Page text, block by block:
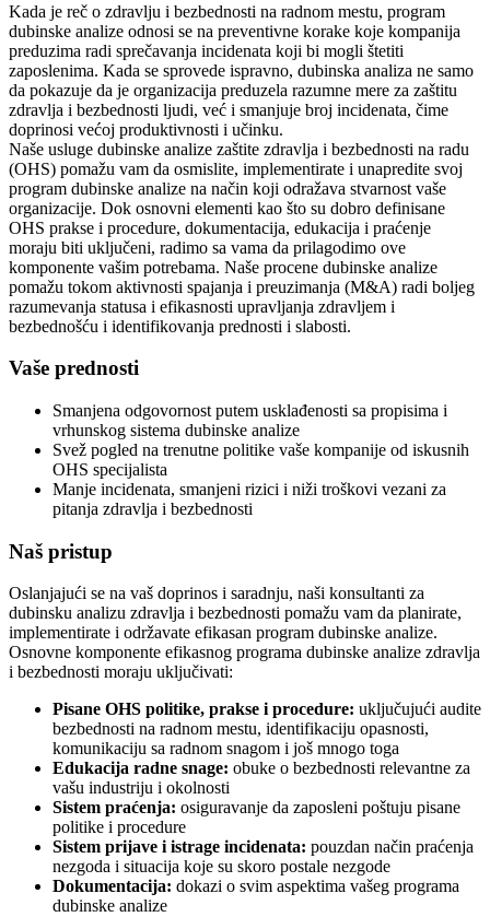
Kada je reč o zdravlju i bezbednosti na radnom mestu, program
dubinske analize odnosi se na preventivne korake koje kompanija
preduzima radi sprečavanja incidenata koji bi mogli štetiti
zaposlenima. Kada se sprovede ispravno, dubinska analiza ne samo
da pokazuje da je organizacija preduzela razumne mere za zaštitu
zdravlja i bezbednosti ljudi, već i smanjuje broj incidenata, čime
doprinosi većoj produktivnosti i učinku.
Naše usluge dubinske analize zaštite zdravlja i bezbednosti na radu
(OHS) pomažu vam da osmislite, implementirate i unapredite svoj
program dubinske analize na način koji odražava stvarnost vaše
organizacije. Dok osnovni elementi kao što su dobro definisane
OHS prakse i procedure, dokumentacija, edukacija i praćenje
moraju biti uključeni, radimo sa vama da prilagodimo ove
komponente vašim potrebama. Naše procene dubinske analize
pomažu tokom aktivnosti spajanja i preuzimanja (M&A) radi boljeg
razumevanja statusa i efikasnosti upravljanja zdravljem i
bezbednošću i identifikovanja prednosti i slabosti.
Vaše prednosti
Smanjena odgovornost putem usklađenosti sa propisima i
vrhunskog sistema dubinske analize
Svež pogled na trenutne politike vaše kompanije od iskusnih
OHS specijalista
Manje incidenata, smanjeni rizici i niži troškovi vezani za
pitanja zdravlja i bezbednosti
Naš pristup
Oslanjajući se na vaš doprinos i saradnju, naši konsultanti za
dubinsku analizu zdravlja i bezbednosti pomažu vam da planirate,
implementirate i održavate efikasan program dubinske analize.
Osnovne komponente efikasnog programa dubinske analize zdravlja
i bezbednosti moraju uključivati:
Pisane OHS politike, prakse i procedure: uključujući audite
bezbednosti na radnom mestu, identifikaciju opasnosti,
komunikaciju sa radnom snagom i još mnogo toga
Edukacija radne snage: obuke o bezbednosti relevantne za
vašu industriju i okolnosti
Sistem praćenja: osiguravanje da zaposleni poštuju pisane
politike i procedure
Sistem prijave i istrage incidenata: pouzdan način praćenja
nezgoda i situacija koje su skoro postale nezgode
Dokumentacija: dokazi o svim aspektima vašeg programa
dubinske analize